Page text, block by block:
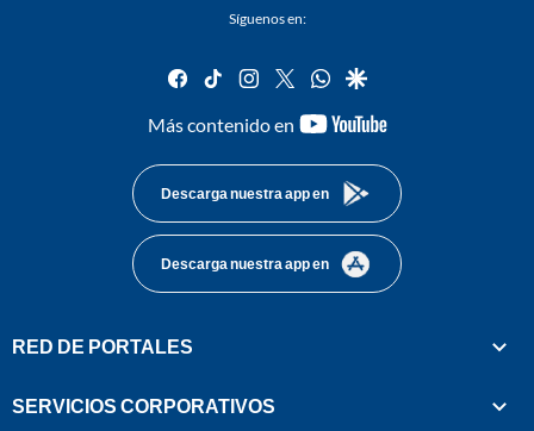
Síguenos en:
facebook
tiktok instagram
twitterwhatsapp
google
Más contenido en
youtube-
Descarga nuestra app en
Descarga nuestra app en
RED DE PORTALES
SERVICIOS CORPORATIVOS